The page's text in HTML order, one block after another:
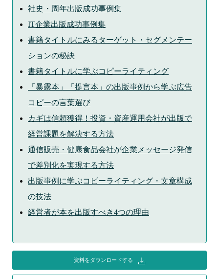
社史・周年出版成功事例集
IT企業出版成功事例集
書籍タイトルにみるターゲット・セグメンテー
ションの秘訣
書籍タイトルに学ぶコピーライティング
「暴露本」「提言本」の出版事例から学ぶ広告
コピーの言葉選び
カギは信頼獲得！投資・資産運用会社が出版で
経営課題を解決する方法
通信販売・健康食品会社が企業メッセージ発信
で差別化を実現する方法
出版事例に学ぶコピーライティング・文章構成
の技法
経営者が本を出版すべき4つの理由
資料をダウンロードする